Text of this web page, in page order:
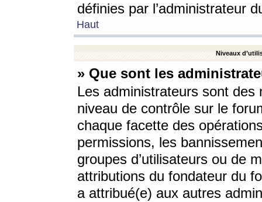
définies par l’administrateur
Haut
Niveaux
» Que sont les
Les administrateurs sont
niveau de contrôle sur le
chaque facette des
permissions, les
groupes d’utilisateurs ou de
attributions du fondateur du
a attribué(e) aux autres